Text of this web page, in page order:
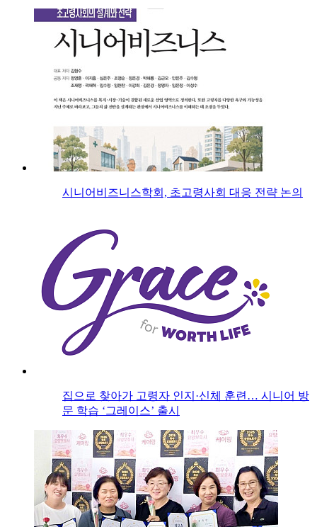
시니어비즈니스학회, 초고령사회 대응 전략 논의
집으로 찾아가 고령자 인지·신체 훈련… 시니어 방
문 학습 ‘그레이스’ 출시